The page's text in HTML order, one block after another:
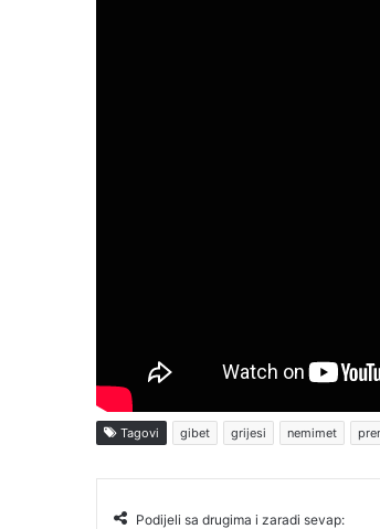
Tagovi gibet grijesi nemimet
Podijeli sa drugima i zaradi sevap: